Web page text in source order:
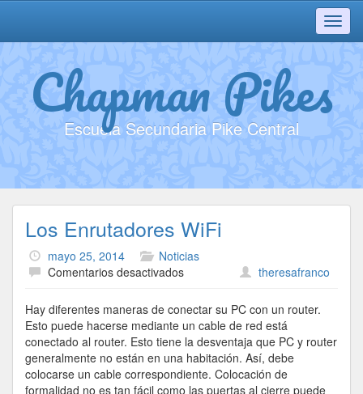
Chapman Pikes
Escuela Secundaria Pike Central
Los Enrutadores WiFi
mayo 25, 2014
Noticias
Comentarios desactivadosen
Enrutadores
WiFi
theresafranco
Hay diferentes maneras de conectar su PC con un router.
Esto puede hacerse mediante un cable de red está
conectado al router. Esto tiene la desventaja que PC y router
generalmente no están en una habitación. Así, debe
colocarse un cable correspondiente. Colocación de
formalidad no es tan fácil como las puertas al cierre puede